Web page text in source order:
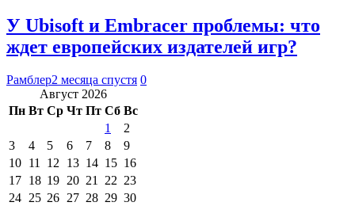
У Ubisoft и Embracer проблемы: что
ждет европейских издателей игр?
Рамблер2 месяца спустя 0
Август 2026
Пн Вт Ср Чт Пт Сб Вс
1
2
3
4 5 6 7 8
9
10 11 12 13 14 15 16
17 18 19 20 21 22 23
24 25 26 27 28 29 30